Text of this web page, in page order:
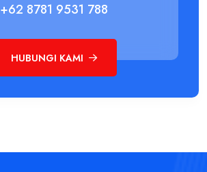
+62 8781 9531 788
HUBUNGI KAMI